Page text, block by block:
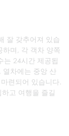
잘 갖추어져 있습
며, 각 객차 양쪽
는 24시간 제공됩
열차에는 중앙 산
련되어 있습니다.
고 여행을 즐길